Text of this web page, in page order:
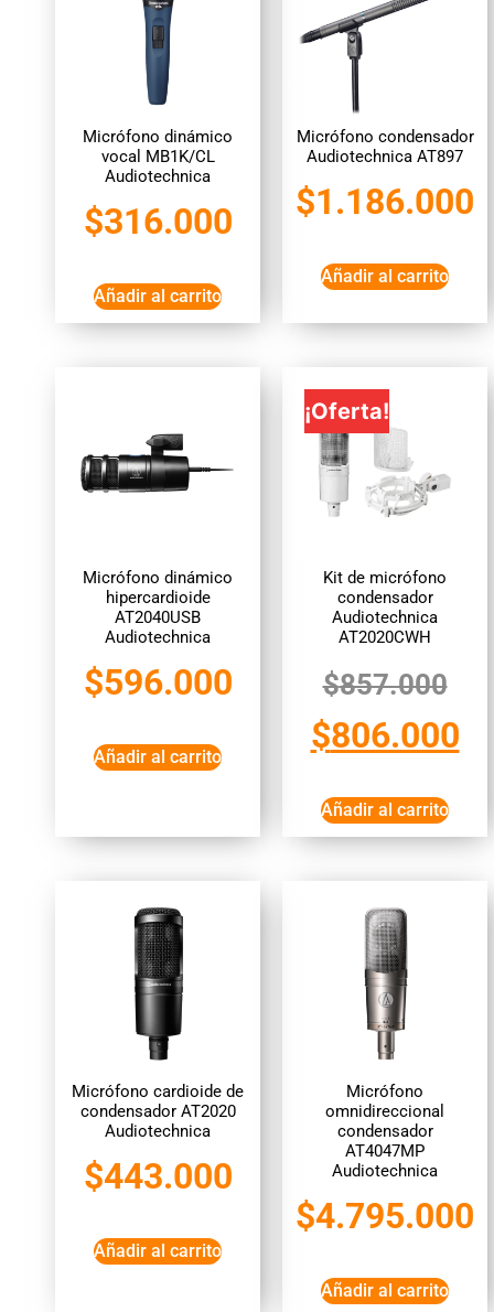
Micrófono dinámico
vocal MB1K/CL
Audiotechnica
$316.000
Añadir al carrito
Micrófono condensador
Audiotechnica AT897
$1.186.000
Añadir al carrito
Micrófono dinámico
hipercardioide
AT2040USB
Audiotechnica
$596.000
Añadir al carrito
¡Oferta!
Kit de micrófono
condensador
Audiotechnica
AT2020CWH
$857.000
$806.000
Añadir al carrito
Micrófono cardioide de
condensador AT2020
Audiotechnica
$443.000
Añadir al carrito
Micrófono
omnidireccional
condensador
AT4047MP
Audiotechnica
$4.795.000
Añadir al carrito